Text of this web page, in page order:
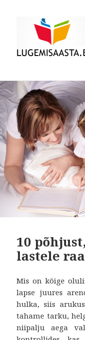
10
lastele
Mis on kõige
lapse juures
hulka, siis
tahame tarku,
niipalju aega